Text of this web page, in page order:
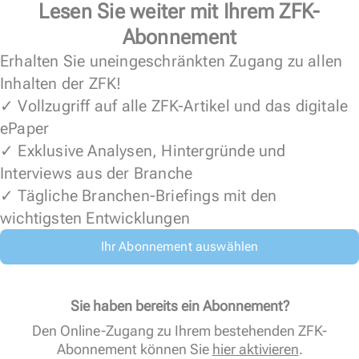
Lesen Sie weiter mit Ihrem ZFK-
Abonnement
Erhalten Sie uneingeschränkten Zugang zu allen
Inhalten der ZFK!
✓ Vollzugriff auf alle ZFK-Artikel und das digitale
ePaper
✓ Exklusive Analysen, Hintergründe und
Interviews aus der Branche
✓ Tägliche Branchen-Briefings mit den
wichtigsten Entwicklungen
Ihr Abonnement auswählen
Sie haben bereits ein Abonnement?
Den Online-Zugang zu Ihrem bestehenden ZFK-
Abonnement können Sie hier aktivieren.